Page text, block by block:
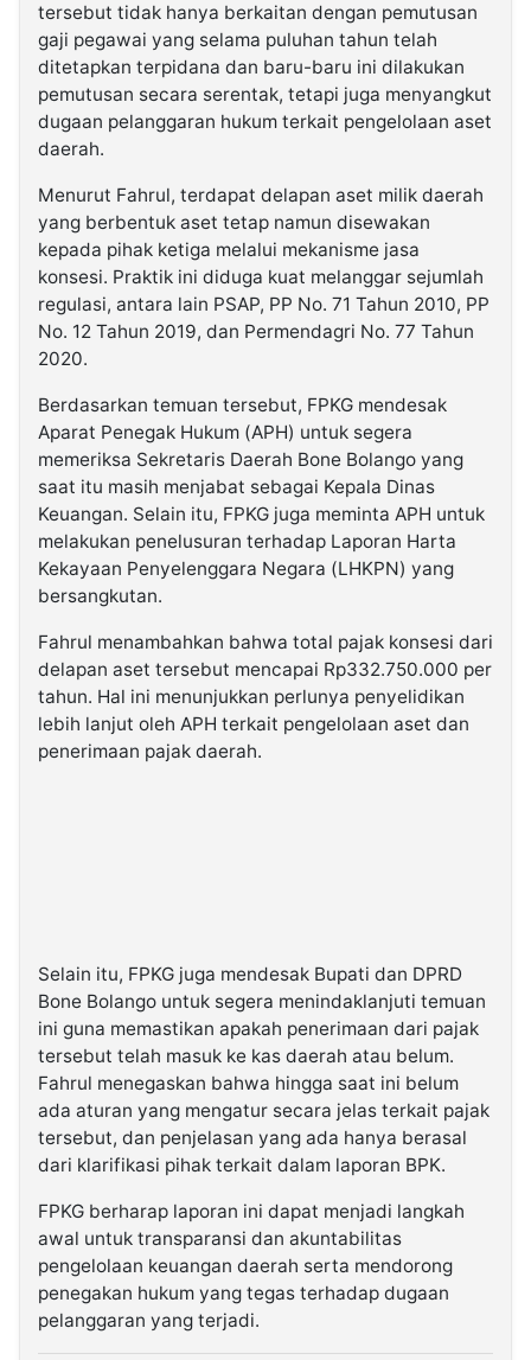
tersebut tidak hanya berkaitan dengan pemutusan
gaji pegawai yang selama puluhan tahun telah
ditetapkan terpidana dan baru-baru ini dilakukan
pemutusan secara serentak, tetapi juga menyangkut
dugaan pelanggaran hukum terkait pengelolaan aset
daerah.
Menurut Fahrul, terdapat delapan aset milik daerah
yang berbentuk aset tetap namun disewakan
kepada pihak ketiga melalui mekanisme jasa
konsesi. Praktik ini diduga kuat melanggar sejumlah
regulasi, antara lain PSAP, PP No. 71 Tahun 2010, PP
No. 12 Tahun 2019, dan Permendagri No. 77 Tahun
2020.
Berdasarkan temuan tersebut, FPKG mendesak
Aparat Penegak Hukum (APH) untuk segera
memeriksa Sekretaris Daerah Bone Bolango yang
saat itu masih menjabat sebagai Kepala Dinas
Keuangan. Selain itu, FPKG juga meminta APH untuk
melakukan penelusuran terhadap Laporan Harta
Kekayaan Penyelenggara Negara (LHKPN) yang
bersangkutan.
Fahrul menambahkan bahwa total pajak konsesi dari
delapan aset tersebut mencapai Rp332.750.000 per
tahun. Hal ini menunjukkan perlunya penyelidikan
lebih lanjut oleh APH terkait pengelolaan aset dan
penerimaan pajak daerah.
Selain itu, FPKG juga mendesak Bupati dan DPRD
Bone Bolango untuk segera menindaklanjuti temuan
ini guna memastikan apakah penerimaan dari pajak
tersebut telah masuk ke kas daerah atau belum.
Fahrul menegaskan bahwa hingga saat ini belum
ada aturan yang mengatur secara jelas terkait pajak
tersebut, dan penjelasan yang ada hanya berasal
dari klarifikasi pihak terkait dalam laporan BPK.
FPKG berharap laporan ini dapat menjadi langkah
awal untuk transparansi dan akuntabilitas
pengelolaan keuangan daerah serta mendorong
penegakan hukum yang tegas terhadap dugaan
pelanggaran yang terjadi.